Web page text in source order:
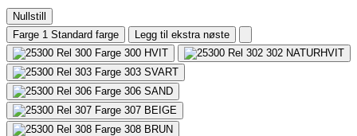
Nullstill
Farge 1 Standard farge
Legg til ekstra nøste
300 HVIT 302 NATURHVIT
303 SVART
306 SAND
307 BEIGE
308 BRUN